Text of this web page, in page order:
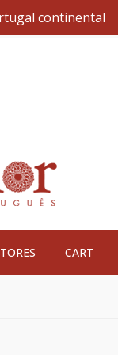
continental
CART